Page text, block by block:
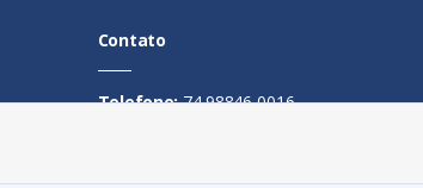
Contato
Telefone:74 98846-0016